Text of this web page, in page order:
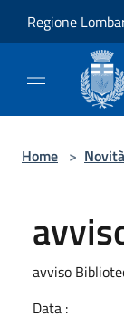
Regione
Home > Novità
avviso
Data :